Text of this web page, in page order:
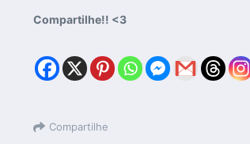
Compartilhe!! <3
Compartilhe